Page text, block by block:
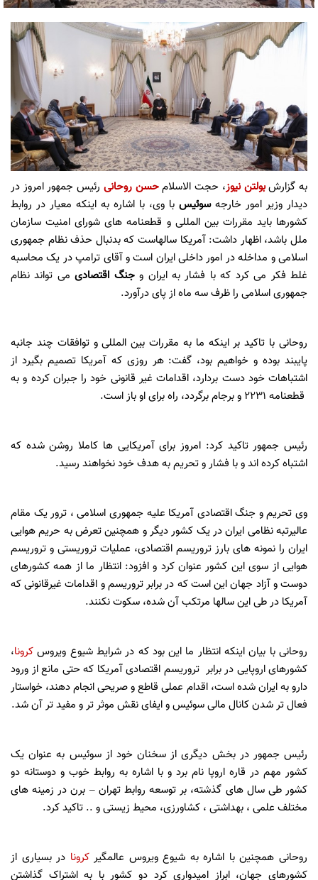
به گزارشبولتن نیوز، حجت الاسلام حسن روحانی رئیس جمهور امروز در
دیدار وزیر امور خارجهسوئیس با وی، با اشاره به اینکه معیار در روابط
کشورها باید مقررات بین المللی و قطعنامه های شورای امنیت سازمان
ملل باشد، اظهار داشت: آمریکا سالهاست که بدنبال حذف نظام جمهوری
اسلامی و مداخله در امور داخلی ایران است و آقای ترامپ در یک محاسبه
غلط فکر می کرد که با فشار به ایران وجنگ اقتصادیمی تواند نظام
جمهوری اسلامی را ظرف سه ماه از پای درآورد.
روحانی با تاکید بر اینکه ما به مقررات بین المللی و توافقات چند جانبه
پایبند بوده و خواهیم بود، گفت: هر روزی که آمریکا تصمیم بگیرد از
اشتباهات خود دست بردارد، اقدامات غیر قانونی خود را جبران کرده و به
قطعنامه 2231 و برجام برگردد، راه برای او باز است.
رئیس جمهور تاکید کرد: امروز برای آمریکایی ها کاملا روشن شده که
اشتباه کرده اند و با فشار و تحریم به هدف خود نخواهند رسید.
وی تحریم و جنگ اقتصادی آمریکا علیه جمهوری اسلامی ، ترور یک مقام
عالیرتبه نظامی ایران در یک کشور دیگر و همچنین تعرض به حریم هوایی
ایران را نمونه های بارز تروریسم اقتصادی، عملیات تروریستی و تروریسم
هوایی از سوی این کشور عنوان کرد و افزود: انتظار ما از همه کشورهای
دوست و آزاد جهان این است که در برابر تروریسم و اقدامات غیرقانونی که
آمریکا در طی این سالها مرتکب آن شده، سکوت نکنند.
روحانی با بیان اینکه انتظار ما این بود که در شرایط شیوع ویروس کرونا،
کشورهای اروپایی در برابر تروریسم اقتصادی آمریکا که حتی مانع از ورود
دارو به ایران شده است، اقدام عملی قاطع و صریحی انجام دهند، خواستار
فعال تر شدن کانال مالی سوئیس و ایفای نقش موثر تر و مفید تر آن شد.
رئیس جمهور در بخش دیگری از سخنان خود از سوئیس به عنوان یک
کشور مهم در قاره اروپا نام برد و با اشاره به روابط خوب و دوستانه دو
کشور طی سال های گذشته، بر توسعه روابط تهران – برن در زمینه های
مختلف علمی ، بهداشتی ، کشاورزی، محیط زیستی و .. تاکید کرد.
روحانی همچنین با اشاره به شیوع ویروس عالمگیرکرونا در بسیاری از
کشورهای جهان، ابراز امیدواری کرد دو کشور با به اشتراک گذاشتن